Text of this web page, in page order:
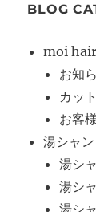
BLOG
moi
お知
カット
お客
湯シャン
湯シ
湯シ
湯シ